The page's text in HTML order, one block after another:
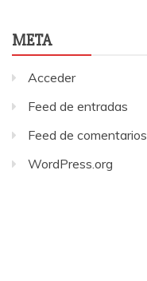
META
Acceder
Feed de entradas
Feed de comentarios
WordPress.org